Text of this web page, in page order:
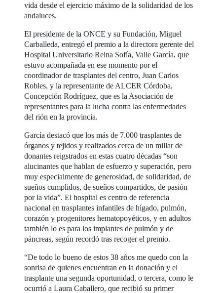
vida desde el ejercicio máximo de la solidaridad de los
andaluces.
El presidente de la ONCE y su Fundación, Miguel
Carballeda, entregó el premio a la directora gerente del
Hospital Universitario Reina Sofía, Valle García, que
estuvo acompañada en ese momento por el
coordinador de trasplantes del centro, Juan Carlos
Robles, y la representante de ALCER Córdoba,
Concepción Rodríguez, que es la Asociación de
representantes para la lucha contra las enfermedades
del rión en la provincia.
García destacó que los más de 7.000 trasplantes de
órganos y tejidos y realizados cerca de un millar de
donantes reigstrados en estas cuatro décadas “son
alucinantes que hablan de esfuerzo y superación, pero
muy especialmente de generosidad, de solidaridad, de
sueños cumplidos, de sueños compartidos, de pasión
por la vida”. El hospital es centro de referencia
nacional en trasplantes infantiles de hígado, pulmón,
corazón y progenitores hematopoyéticos, y en adultos
también lo es para los implantes de pulmón y de
páncreas, según recordó tras recoger el premio.
“De todo lo bueno de estos 38 años me quedo con la
sonrisa de quienes encuentran en la donación y el
trasplante una segunda oportunidad, o tercera, como le
ocurrió a Laura Caballero, que recibió su primer